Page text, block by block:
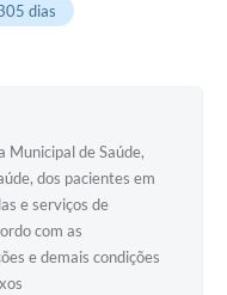
dias
Municipal de Saúde,
dos pacientes em
e serviços de
com as
e demais condições